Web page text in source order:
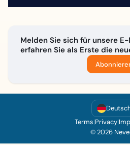
Melden Sie sich für unsere
erfahren Sie als Erste die
Terms|Privacy|
© 2026